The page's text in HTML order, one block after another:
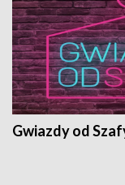
Gwiazdy od